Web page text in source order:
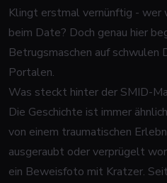
Klingt erstmal vernünftig - wer
beim Date? Doch genau hier
Betrugsmaschen auf schwulen
Portalen.
Was steckt hinter der SMID-
Die Geschichte ist immer
von einem traumatischen
ausgeraubt oder verprügelt
ein Beweisfoto mit Kratzer.